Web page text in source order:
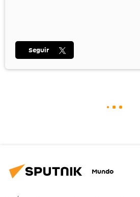
Seguir
Mundo